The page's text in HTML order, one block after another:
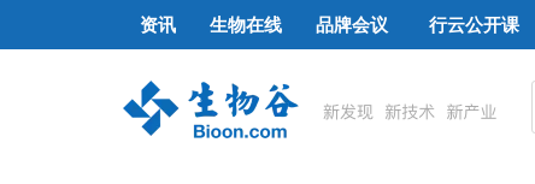
资讯 生物在线 品牌会议 行云公开课